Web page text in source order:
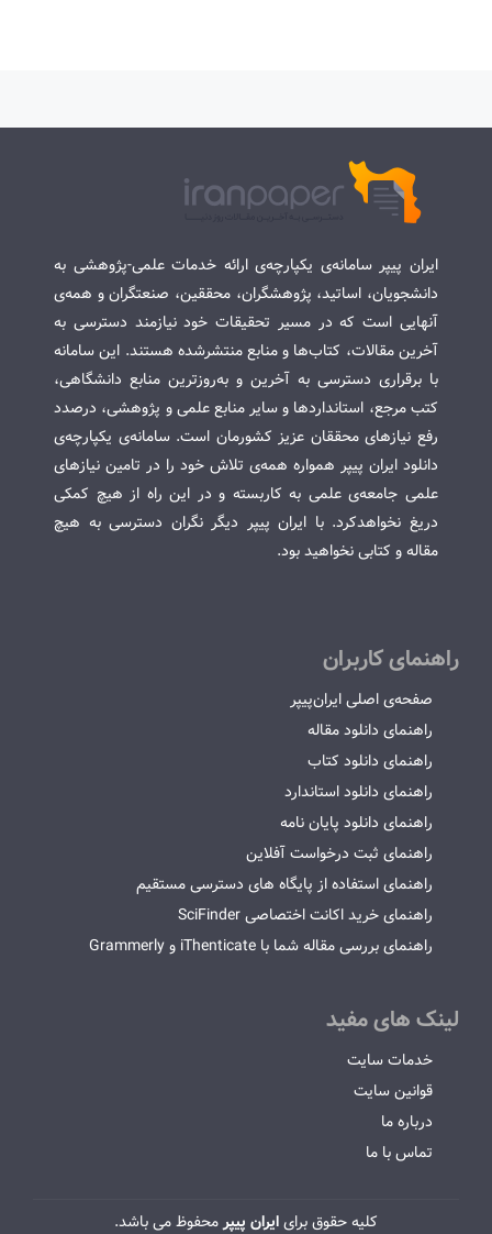
ایران پیپر سامانه‌ی یکپارچه‌ی ارائه خدمات علمی-پژوهشی به
دانشجویان، اساتید، پژوهشگران، محققین، صنعتگران و همه‌ی
آنهایی است که در مسیر تحقیقات خود نیازمند دسترسی به
آخرین مقالات، کتاب‌ها و منابع منتشرشده هستند. این سامانه
با برقراری دسترسی به آخرین و به‌روزترین منابع دانشگاهی،
کتب مرجع، استانداردها و سایر منابع علمی و پژوهشی، درصدد
رفع نیازهای محققان عزیز کشورمان است. سامانه‌ی یکپارچه‌ی
دانلود ایران پیپر همواره همه‌ی تلاش خود را در تامین نیازهای
علمی جامعه‌ی علمی به کاربسته و در این راه از هیچ کمکی
دریغ نخواهدکرد. با ایران پیپر دیگر نگران دسترسی به هیچ
مقاله و کتابی نخواهید بود.
راهنمای کاربران
صفحه‌ی اصلی ایران‌پیپر
راهنمای دانلود مقاله
راهنمای دانلود کتاب
راهنمای دانلود استاندارد
راهنمای دانلود پایان نامه
راهنمای ثبت درخواست آفلاین
راهنمای استفاده از پایگاه های دسترسی مستقیم
راهنمای خرید اکانت اختصاصی SciFinder
راهنمای بررسی مقاله شما با iThenticate و Grammerly
لینک های مفید
خدمات سایت
قوانین سایت
درباره ما
تماس با ما
کلیه حقوق برایایران پیپرمحفوظ می باشد.